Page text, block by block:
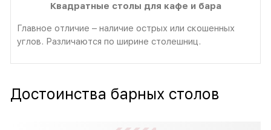
Квадратные столы для кафе и бара
Главное отличие – наличие острых или скошенных
углов. Различаются по ширине столешниц.
Достоинства барных столов